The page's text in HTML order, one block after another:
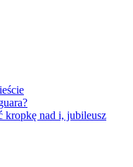
kropkę nad i, jubileusz